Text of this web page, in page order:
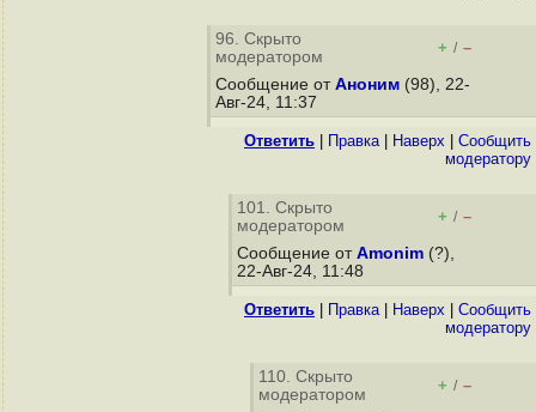
96. Скрыто
модератором
+ / –
Сообщение от Аноним (98), 22-
Авг-24, 11:37
Ответить Правка| Наверх
Cообщить
модератору
101. Скрыто
модератором
+ / –
Сообщение от Amonim (?),
22-Авг-24, 11:48
Ответить Правка| Наверх
Cообщить
модератору
110. Скрыто
модератором
+ / –